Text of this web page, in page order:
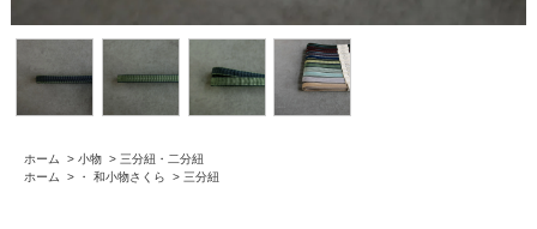
ホーム > 小物 > 三分紐・二分紐
ホーム
> ・ 和小物さくら > 三分紐